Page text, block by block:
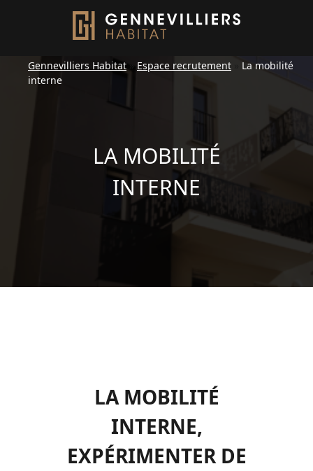
LA MOBILITÉ
INTERNE
Gennevilliers Habitat Espace recrutement
La mobilité
interne
LA MOBILITÉ
INTERNE,
EXPÉRIMENTER DE